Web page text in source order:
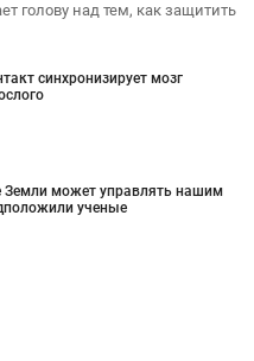
голову над тем, как защитить
синхронизирует мозг
Земли может управлять нашим
ученые